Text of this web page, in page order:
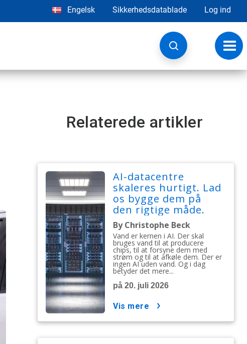
Engelsk Sikkerhedsdatablade Log ind
Skift
Relaterede artikler
AI-datacentre
skaleres hurtigt. Lad
os bygge dem på
den rigtige måde.
By Christophe Beck
Vand er kernen i AI. Der skal
bruges vand til at producere
chips, til at forsyne dem med
strøm og til at afkøle dem. Der er
ingen AI uden vand. Og i dag
betyder det mere...
på 20. juli 2026
vis mere